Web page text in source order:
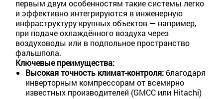
первым двум особенностям такие системы легко
и эффективно интегрируются в инженерную
инфраструктуру крупных объектов — например,
при подаче охлаждённого воздуха через
воздуховоды или в подпольное пространство
фальшпола.
Ключевые преимущества:
Высокая точность климат-контроля:благодаря
инверторным компрессорам от всемирно
известных производителей (GMCC или Hitachi)